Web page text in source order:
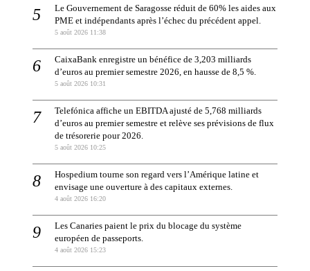
Le Gouvernement de Saragosse réduit de 60% les aides aux
PME et indépendants après l’échec du précédent appel.
5 août 2026 11:38
CaixaBank enregistre un bénéfice de 3,203 milliards
d’euros au premier semestre 2026, en hausse de 8,5 %.
5 août 2026 10:31
Telefónica affiche un EBITDA ajusté de 5,768 milliards
d’euros au premier semestre et relève ses prévisions de flux
de trésorerie pour 2026.
5 août 2026 10:25
Hospedium tourne son regard vers l’Amérique latine et
envisage une ouverture à des capitaux externes.
4 août 2026 16:20
Les Canaries paient le prix du blocage du système
européen de passeports.
4 août 2026 15:23